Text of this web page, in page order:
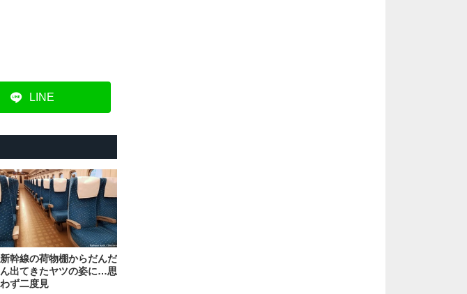
LINE
新幹線の荷物棚からだんだ
ん出てきたヤツの姿に…思
わず二度見